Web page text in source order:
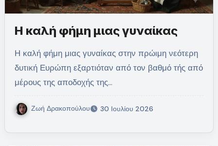
Η καλή φήμη μιας γυναίκας
Η καλή φήμη μιας γυναίκας στην πρώιμη νεότερη
δυτική Ευρώπη εξαρτιόταν από τον βαθμό τής από
μέρους της αποδοχής της…
Ζωή Δρακοπούλου 30 Ιουλίου 2026